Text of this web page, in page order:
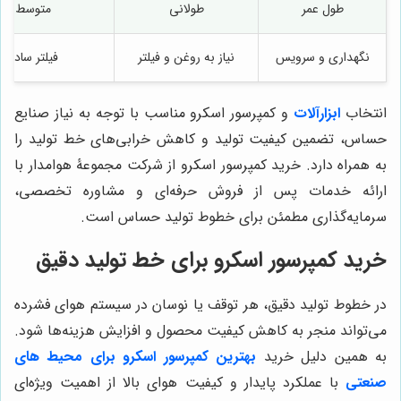
طول عمر طولانی متوسط
نگهداری و سرویس نیاز به روغن و فیلتر فیلتر ساده
انتخاب ابزارآلات و کمپرسور اسکرو مناسب با توجه به نیاز صنایع
حساس، تضمین کیفیت تولید و کاهش خرابی‌های خط تولید را
به همراه دارد. خرید کمپرسور اسکرو از شرکت مجموعۀ هوامدار با
ارائه خدمات پس از فروش حرفه‌ای و مشاوره تخصصی،
سرمایه‌گذاری مطمئن برای خطوط تولید حساس است.
خرید کمپرسور اسکرو برای خط تولید دقیق
در خطوط تولید دقیق، هر توقف یا نوسان در سیستم هوای فشرده
می‌تواند منجر به کاهش کیفیت محصول و افزایش هزینه‌ها شود.
به همین دلیل خرید بهترین کمپرسور اسکرو برای محیط های
صنعتی با عملکرد پایدار و کیفیت هوای بالا از اهمیت ویژه‌ای